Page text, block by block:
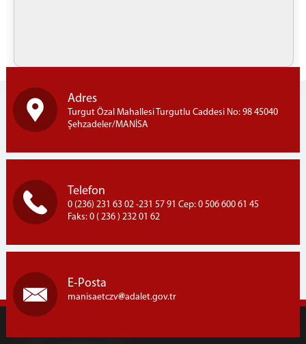
Saç Bakımı ve Yapımı Kursu
GÖRÜŞ PROGRAMI
Telefon Görüşme Programı
Kapalı Ceza İnfaz Kurumu Aylık Görüş Programı
Ziyaret Yönetmeliği
Emanet Eşya Yönetmeliği
Uyap E-Posta
İLETİŞİM
Adres
Turgut Özal Mahallesi Turgutlu Caddesi No: 98 45040
Şehzadeler/MANİSA
Telefon
0 (236) 231 63 02 -231 57 91 Cep: 0 506 600 61 45
Faks: 0 ( 236 ) 232 01 62
E-Posta
manisaetczv adalet.gov.tr